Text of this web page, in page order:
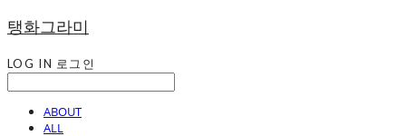
탱화그라미
LOG IN 로그인
ABOUT
ALL